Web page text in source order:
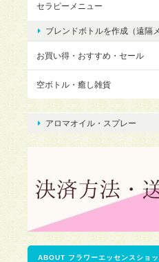
セラピーメニュー
ブレンドボトルを作成（遠隔
お買い得・おすすめ・セール
空ボトル・癒し雑貨
アロマオイル・スプレー
ABOUT フラワーエッセンスショ